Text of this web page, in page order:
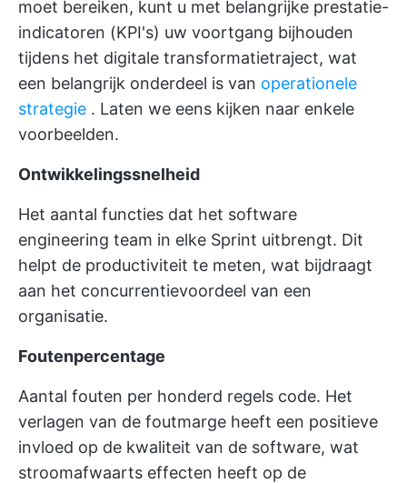
moet bereiken, kunt u met belangrijke prestatie-
indicatoren (KPI's) uw voortgang bijhouden
tijdens het digitale transformatietraject, wat
een belangrijk onderdeel is van operationele
strategie . Laten we eens kijken naar enkele
voorbeelden.
Ontwikkelingssnelheid
Het aantal functies dat het software
engineering team in elke Sprint uitbrengt. Dit
helpt de productiviteit te meten, wat bijdraagt
aan het concurrentievoordeel van een
organisatie.
Foutenpercentage
Aantal fouten per honderd regels code. Het
verlagen van de foutmarge heeft een positieve
invloed op de kwaliteit van de software, wat
stroomafwaarts effecten heeft op de